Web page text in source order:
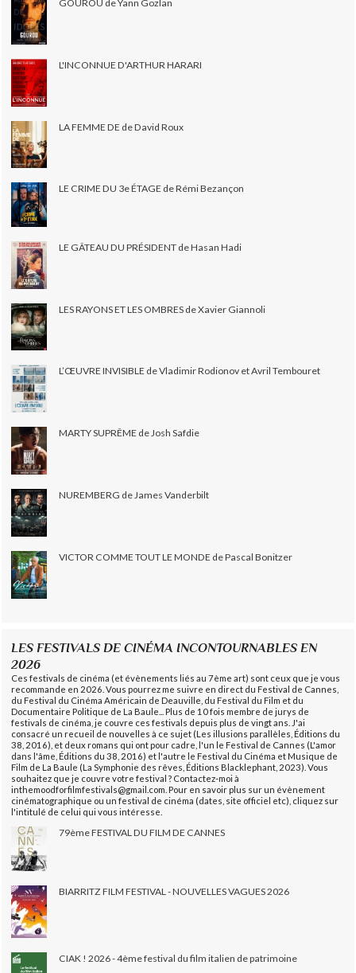
GOUROU de Yann Gozlan
L'INCONNUE D'ARTHUR HARARI
LA FEMME DE de David Roux
LE CRIME DU 3e ÉTAGE de Rémi Bezançon
LE GÂTEAU DU PRÉSIDENT de Hasan Hadi
LES RAYONS ET LES OMBRES de Xavier Giannoli
L’ŒUVRE INVISIBLE de Vladimir Rodionov et Avril Tembouret
MARTY SUPRÊME de Josh Safdie
NUREMBERG de James Vanderbilt
VICTOR COMME TOUT LE MONDE de Pascal Bonitzer
LES FESTIVALS DE CINÉMA INCONTOURNABLES EN
2026
Ces festivals de cinéma (et évènements liés au 7ème art) sont ceux que je vous
recommande en 2026. Vous pourrez me suivre en direct du Festival de Cannes,
du Festival du Cinéma Américain de Deauville, du Festival du Film et du
Documentaire Politique de La Baule... Plus de 10 fois membre de jurys de
festivals de cinéma, je couvre ces festivals depuis plus de vingt ans. J'ai
consacré un recueil de nouvelles à ce sujet (Les illusions parallèles, Éditions du
38, 2016), et deux romans qui ont pour cadre, l'un le Festival de Cannes (L'amor
dans l'âme, Éditions du 38, 2016) et l'autre le Festival du Cinéma et Musique de
Film de La Baule (La Symphonie des rêves, Éditions Blacklephant, 2023). Vous
souhaitez que je couvre votre festival ? Contactez-moi à
inthemoodforfilmfestivals@gmail.com. Pour en savoir plus sur un évènement
cinématographique ou un festival de cinéma (dates, site officiel etc), cliquez sur
l'intitulé de celui qui vous intéresse.
79ème FESTIVAL DU FILM DE CANNES
BIARRITZ FILM FESTIVAL - NOUVELLES VAGUES 2026
CIAK ! 2026 - 4ème festival du film italien de patrimoine